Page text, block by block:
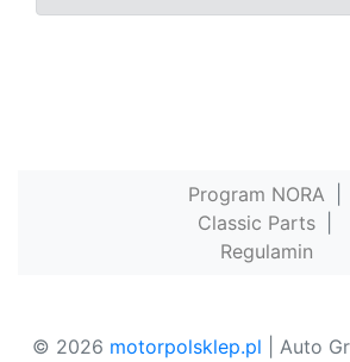
Program NORA
Classic Parts
Regulamin
© 2026 motorpolsklep.pl | Auto